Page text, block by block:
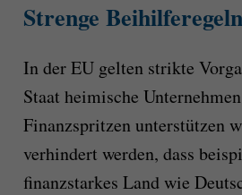
Strenge
In der EU gelten strikte
Staat heimische
Finanzspritzen unterstützen
verhindert werden, dass
finanzstarkes Land wie